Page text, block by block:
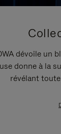
dévoile un
donne à la
révélant